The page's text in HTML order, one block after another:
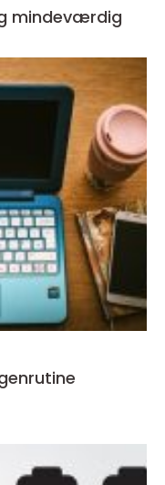
mindeværdig